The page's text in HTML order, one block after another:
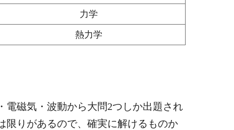
力学
熱力学
電磁気・波動から大問2つしか出題され
限りがあるので、確実に解けるものか